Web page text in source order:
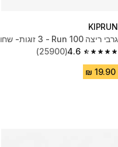
KIPRUN
גרבי ריצה Run 100 -‏ 3 זוגות- שחור
4.6
4.6 out of 5 stars from 25900 reviews
(25900)